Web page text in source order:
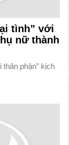
tình” với
nữ thành
thân phận” kịch